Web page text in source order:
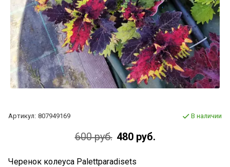
Артикул: 807949169 В наличии
600 руб. 480 руб.
Черенок колеуса Palettparadisets